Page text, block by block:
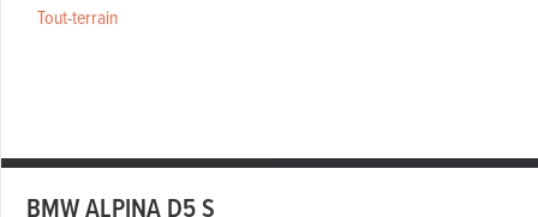
Tout-terrain
BMW ALPINA D5 S